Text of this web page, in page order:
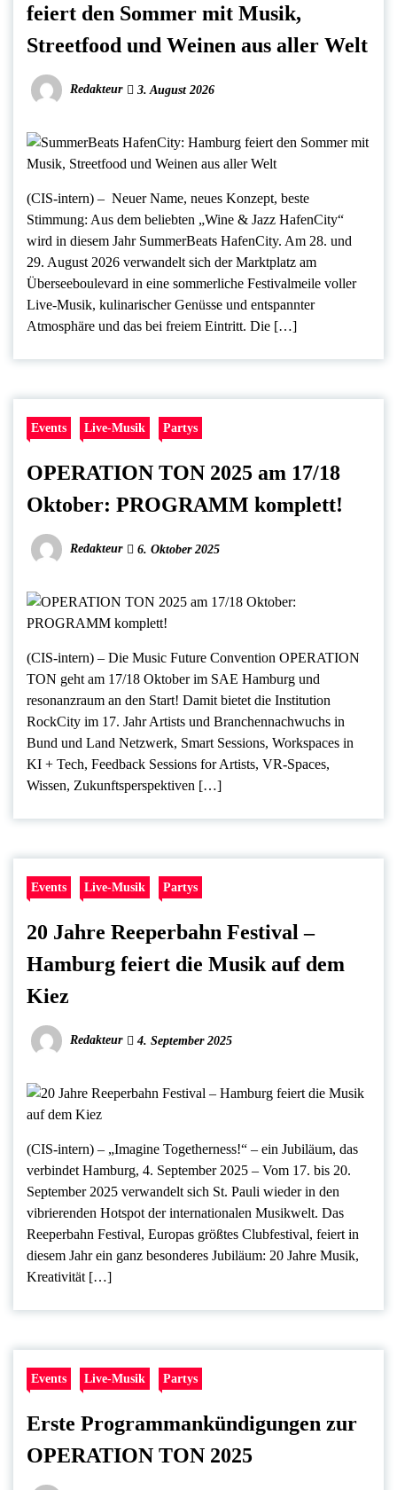
feiert den Sommer mit Musik,
Streetfood und Weinen aus aller Welt
Redakteur 3. August 2026
(CIS-intern) – Neuer Name, neues Konzept, beste
Stimmung: Aus dem beliebten „Wine & Jazz HafenCity“
wird in diesem Jahr SummerBeats HafenCity. Am 28. und
29. August 2026 verwandelt sich der Marktplatz am
Überseeboulevard in eine sommerliche Festivalmeile voller
Live-Musik, kulinarischer Genüsse und entspannter
Atmosphäre und das bei freiem Eintritt. Die […]
Events Live-Musik Partys
OPERATION TON 2025 am 17/18
Oktober: PROGRAMM komplett!
Redakteur 6. Oktober 2025
(CIS-intern) – Die Music Future Convention OPERATION
TON geht am 17/18 Oktober im SAE Hamburg und
resonanzraum an den Start! Damit bietet die Institution
RockCity im 17. Jahr Artists und Branchennachwuchs in
Bund und Land Netzwerk, Smart Sessions, Workspaces in
KI + Tech, Feedback Sessions for Artists, VR-Spaces,
Wissen, Zukunftsperspektiven […]
Events Live-Musik Partys
20 Jahre Reeperbahn Festival –
Hamburg feiert die Musik auf dem
Kiez
Redakteur 4. September 2025
(CIS-intern) – „Imagine Togetherness!“ – ein Jubiläum, das
verbindet Hamburg, 4. September 2025 – Vom 17. bis 20.
September 2025 verwandelt sich St. Pauli wieder in den
vibrierenden Hotspot der internationalen Musikwelt. Das
Reeperbahn Festival, Europas größtes Clubfestival, feiert in
diesem Jahr ein ganz besonderes Jubiläum: 20 Jahre Musik,
Kreativität […]
Events Live-Musik Partys
Erste Programmankündigungen zur
OPERATION TON 2025